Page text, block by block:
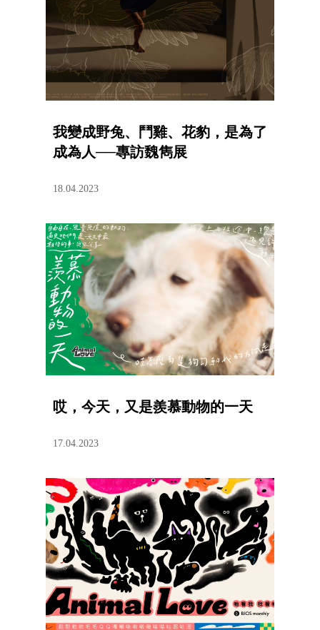
我變成野兔、鬥雞、花豹，是為了
成為人──專訪魏雋展
18.04.2023
哎，今天，又是羨慕動物的一天
17.04.2023